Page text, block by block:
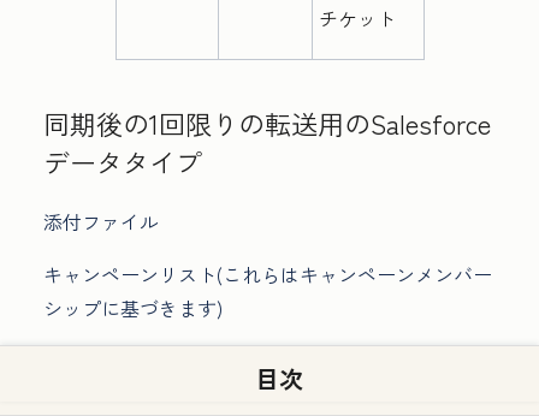
チケット
同期後の1回限りの転送用のSalesforce
データタイプ
添付ファイル
キャンペーンリスト(これらはキャンペーンメンバー
シップに基づきます)
サポートされていないSalesforceフィ
目次